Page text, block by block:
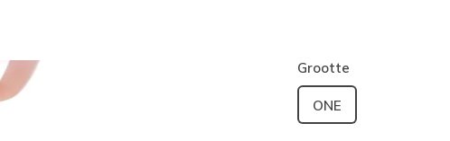
Grootte
ONE